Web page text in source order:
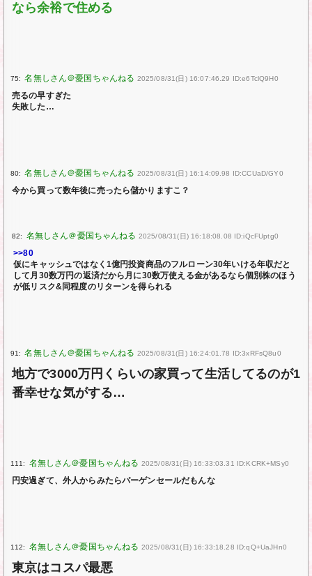
なら余裕で住める
75: 2025/08/31(日) 16:07:46.29 ID:e6TclQ9H0
売るの早すぎた
失敗した…
80: 2025/08/31(日) 16:14:09.98 ID:CCUaD/GY0
今から買って数年後に売ったら儲かりますこ？
82: 2025/08/31(日) 16:18:08.08 ID:iQcFUptg0
>>80
仮にキャッシュではなく1億円投資商品のフルローン30年いける年収だと
して月30数万円の返済だから月に30数万使える金があるなら個別株のほう
が低リスク&同程度のリターンを得られる
91: 2025/08/31(日) 16:24:01.78 ID:3xRFsQ8u0
地方で3000万円くらいの家買って生活してるのが1
番幸せな気がする…
111: 2025/08/31(日) 16:33:03.31 ID:KCRK+MSy0
円安過ぎて、外人からみたらバーゲンセールだもんな
112: 2025/08/31(日) 16:33:18.28 ID:qQ+UaJHn0
東京はコスパ最悪